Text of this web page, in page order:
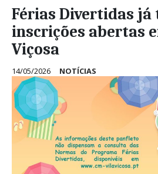
Férias Divertidas já
inscrições abertas
Viçosa
14/05/2026 NOTÍCIAS